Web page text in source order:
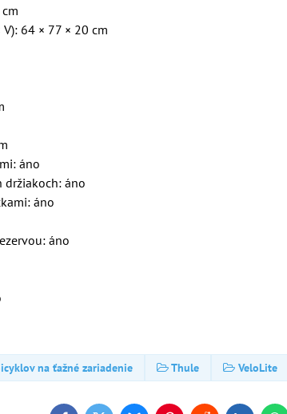
64 × 77 × 20 cm
áno
držiakoch: áno
áno
áno
na ťažné zariadenie Thule VeloLite